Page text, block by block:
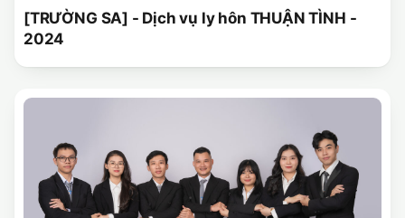
[TRƯỜNG SA] - Dịch vụ ly hôn THUẬN TÌNH -
2024